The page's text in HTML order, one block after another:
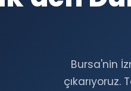
Bursa'nin